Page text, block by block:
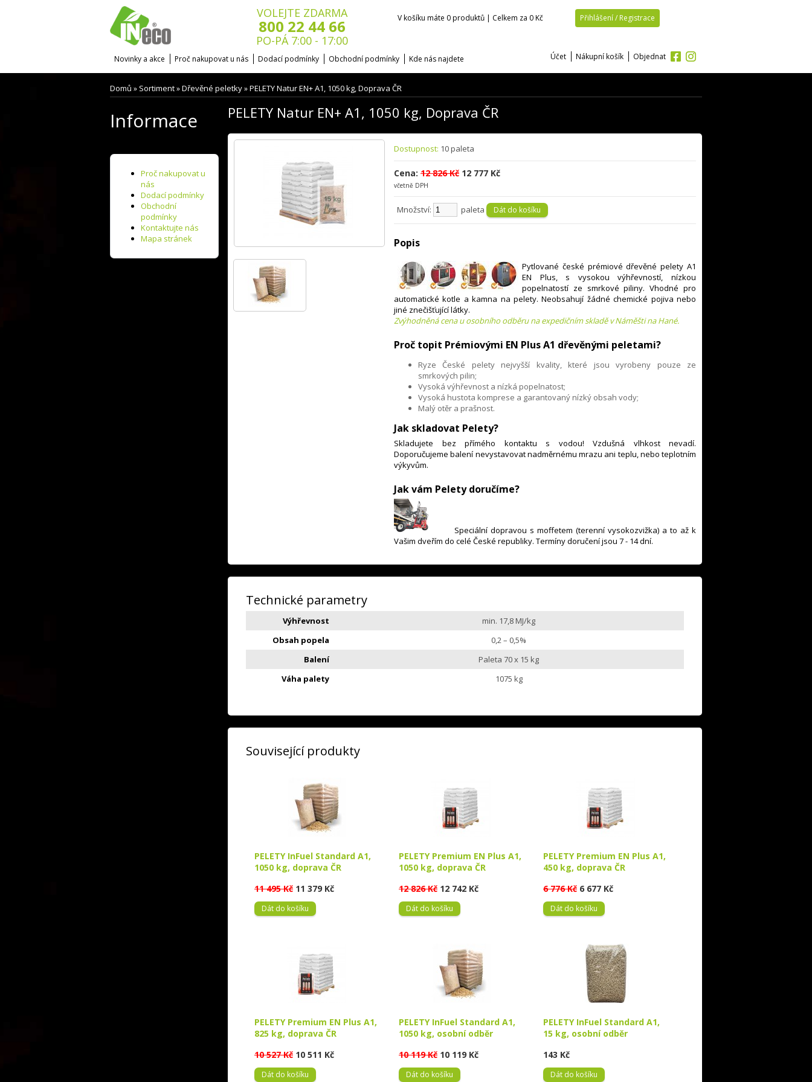
VOLEJTE ZDARMA
800 22 44 66
PO-PÁ 7:00 - 17:00
V košíku máte 0 produktů | Celkem za 0 Kč Přihlášení / Registrace
Novinky a akce Proč nakupovat u nás Dodací podmínky Obchodní podmínky Kde nás najdete Účet Nákupní košík Objednat
Domů » Sortiment»Dřevěné peletky»PELETY Natur EN+ A1, 1050 kg, Doprava ČR
Informace
Proč nakupovat u
nás
Dodací podmínky
Obchodní
podmínky
Kontaktujte nás
Mapa stránek
PELETY Natur EN+ A1, 1050 kg, Doprava ČR
Dostupnost: 10 paleta
Cena: 12 826 Kč 12 777 Kč
včetně DPH
Množství: paleta
Popis
Pytlované české prémiové dřevěné pelety A1
EN Plus, s vysokou výhřevností, nízkou
popelnatostí ze smrkové piliny. Vhodné pro
automatické kotle a kamna na pelety. Neobsahují žádné chemické pojiva nebo
jiné znečišťující látky.
Zvýhodněná cena u osobního odběru na expedičním skladě v Náměšti na Hané.
Proč topit Prémiovými EN Plus A1 dřevěnými peletami?
Ryze České pelety nejvyšší kvality, které jsou vyrobeny pouze ze
smrkových pilin;
Vysoká výhřevnost a nízká popelnatost;
Vysoká hustota komprese a garantovaný nízký obsah vody;
Malý otěr a prašnost.
Jak skladovat Pelety?
Skladujete bez přímého kontaktu s vodou! Vzdušná vlhkost nevadí.
Doporučujeme balení nevystavovat nadměrnému mrazu ani teplu, nebo teplotním
výkyvům.
Jak vám Pelety doručíme?
​Speciální dopravou s moffetem (terenní vysokozvižka) a to až k
Vašim dveřím do celé České republiky. Termíny doručení jsou 7 - 14 dní.
Technické parametry
Výhřevnost
min. 17,8 MJ/kg
Obsah popela
0,2 – 0,5%
Balení
Paleta 70 x 15 kg
Váha palety
1075 kg
Související produkty
PELETY InFuel Standard A1,
1050 kg, doprava ČR
11 495 Kč 11 379 Kč
Dát do košíku
PELETY Premium EN Plus A1,
1050 kg, doprava ČR
12 826 Kč 12 742 Kč
Dát do košíku
PELETY Premium EN Plus A1,
450 kg, doprava ČR
6 776 Kč 6 677 Kč
Dát do košíku
PELETY Premium EN Plus A1,
825 kg, doprava ČR
10 527 Kč 10 511 Kč
Dát do košíku
PELETY InFuel Standard A1,
1050 kg, osobní odběr
10 119 Kč 10 119 Kč
Dát do košíku
PELETY InFuel Standard A1,
15 kg, osobní odběr
143 Kč
Dát do košíku